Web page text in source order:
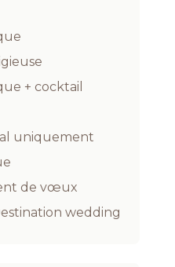
+ cocktail
uniquement
de vœux
wedding